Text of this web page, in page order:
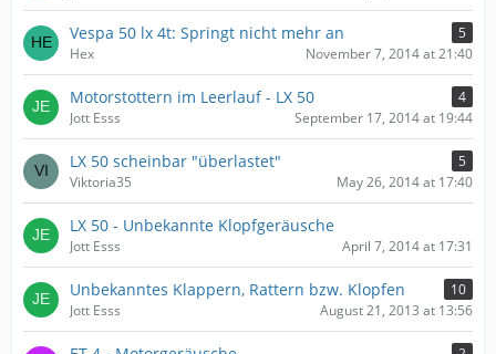
Vespa 50 lx 4t: Springt nicht mehr an
5
Hex
November 7, 2014 at 21:40
Motorstottern im Leerlauf - LX 50
4
Jott Esss
September 17, 2014 at 19:44
LX 50 scheinbar "überlastet"
5
Viktoria35
May 26, 2014 at 17:40
LX 50 - Unbekannte Klopfgeräusche
Jott Esss April 7, 2014 at 17:31
Unbekanntes Klappern, Rattern bzw. Klopfen
10
Jott Esss
August 21, 2013 at 13:56